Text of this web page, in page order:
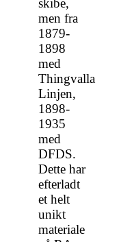
skibe,
men fra
1879-
1898
med
Thingvalla
Linjen,
1898-
1935
med
DFDS.
Dette har
efterladt
et helt
unikt
materiale